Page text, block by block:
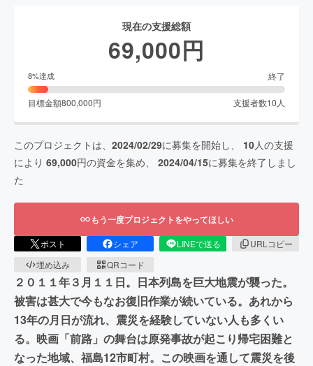
現在の支援総額
69,000円
8%達成 終了
目標金額800,000円 支援者数10 人
このプロジェクトは、 2024/02/29に募集を開始し、 10人の支援
により 69,000円の資金を集め、 2024/04/15に募集を終了しまし
た
もう一度プロジェクトをやってほしい
ポスト シェア LINEで送る
URLコピー
埋め込み
QRコード
２０１１年３月１１日。日本列島を巨大地震が襲った。
被害は甚大で今もなお復旧作業が続いている。あれから
13年の月日が流れ、震災を経験していない人も多くい
る。映画「前路」の舞台は原発事故が起こり帰宅困難と
なった地域、福島12市町村。この映画を通して震災を後